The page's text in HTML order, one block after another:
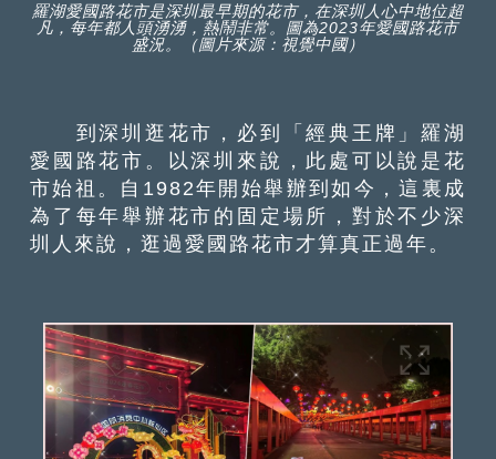
羅湖愛國路花市是深圳最早期的花市，在深圳人心中地位超
凡，每年都人頭湧湧，熱鬧非常。圖為2023年愛國路花市
盛況。（圖片來源：視覺中國）
到深圳逛花市，必到「經典王牌」羅湖
愛國路花市。以深圳來說，此處可以說是花
市始祖。自1982年開始舉辦到如今，這裏成
為了每年舉辦花市的固定場所，對於不少深
圳人來說，逛過愛國路花市才算真正過年。